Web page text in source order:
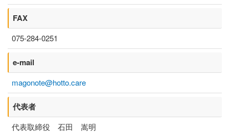
FAX
075-284-0251
e-mail
magonote@hotto.care
代表者
代表取締役 石田 嵩明